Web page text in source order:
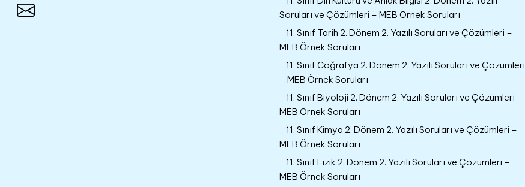
Soruları ve Çözümleri – MEB Örnek Soruları
11. Sınıf Tarih 2. Dönem 2. Yazılı Soruları ve Çözümleri –
MEB Örnek Soruları
11. Sınıf Coğrafya 2. Dönem 2. Yazılı Soruları ve Çözümleri
– MEB Örnek Soruları
11. Sınıf Biyoloji 2. Dönem 2. Yazılı Soruları ve Çözümleri –
MEB Örnek Soruları
11. Sınıf Kimya 2. Dönem 2. Yazılı Soruları ve Çözümleri –
MEB Örnek Soruları
11. Sınıf Fizik 2. Dönem 2. Yazılı Soruları ve Çözümleri –
MEB Örnek Soruları